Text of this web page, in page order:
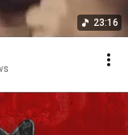
23:16